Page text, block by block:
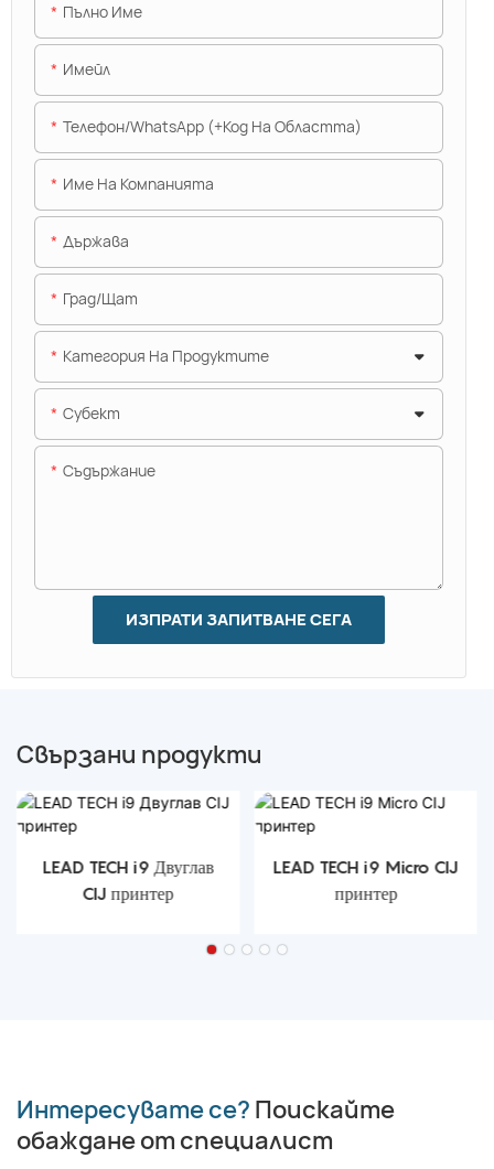
Пълно Име
Имейл
Телефон/WhatsApp (+Код На Областта)
Име На Компанията
Държава
Град/щат
Категория На Продуктите
Субект
Съдържание
ИЗПРАТИ ЗАПИТВАНЕ СЕГА
Свързани продукти
LEAD TECH i9 Двуглав
CIJ принтер
LEAD TECH i9 Micro CIJ
принтер
Интересувате се? Поискайте
обаждане от специалист